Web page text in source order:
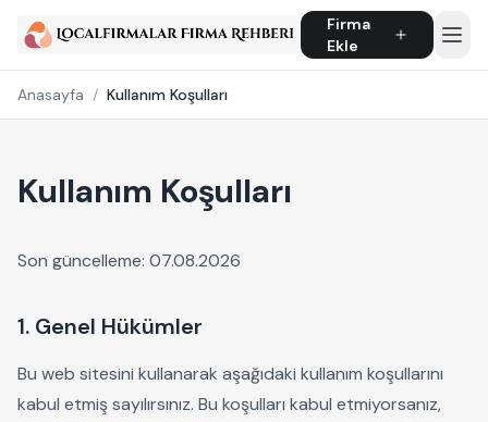
Firma
Ekle
Anasayfa / Kullanım Koşulları
Kullanım Koşulları
Son güncelleme: 07.08.2026
1. Genel Hükümler
Bu web sitesini kullanarak aşağıdaki kullanım koşullarını
kabul etmiş sayılırsınız. Bu koşulları kabul etmiyorsanız,